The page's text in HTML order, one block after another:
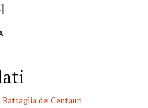
dei Centauri